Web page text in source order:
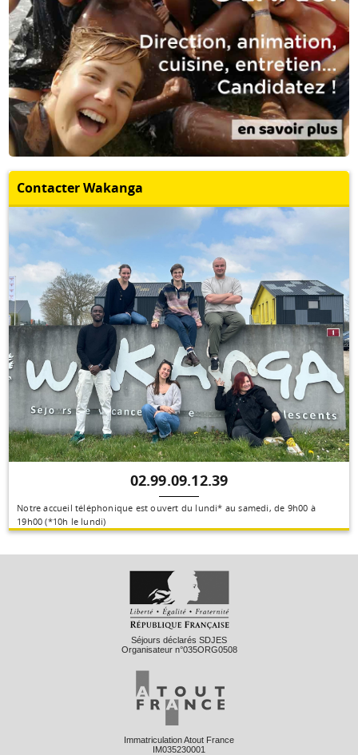
Contacter Wakanga
02.99.09.12.39
Notre accueil téléphonique est ouvert du lundi* au samedi, de 9h00 à
19h00 (*10h le lundi)
Séjours déclarés SDJES
Organisateur n°035ORG0508
Immatriculation Atout France
IM035230001